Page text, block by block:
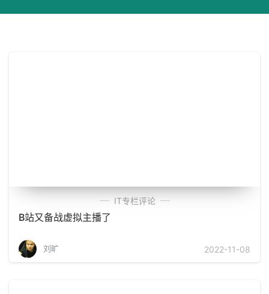
IT专栏评论
B站又备战虚拟主播了
刘旷 2022-11-08